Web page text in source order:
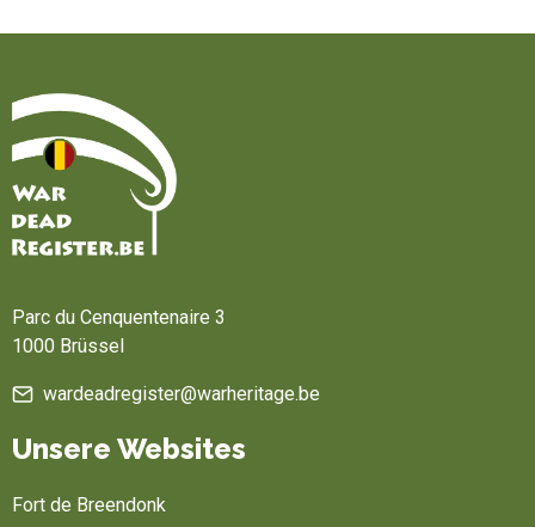
Parc du Cenquentenaire 3
1000 Brüssel
wardeadregister@warheritage.be
Unsere Websites
Fort de Breendonk